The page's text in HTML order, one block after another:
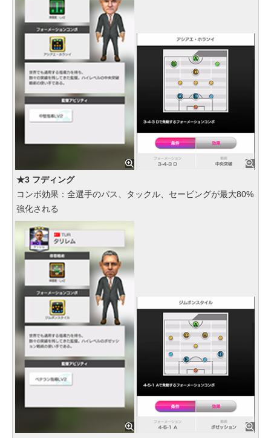
★3 フディング
コンボ効果：全選手のパス、タックル、セービングが最大80%
強化される